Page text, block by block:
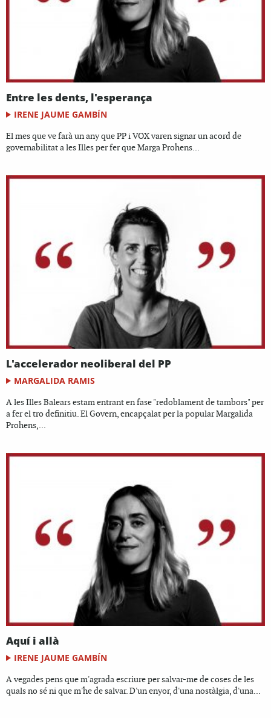
Entre les dents, l'esperança
IRENE JAUME GAMBÍN
El mes que ve farà un any que PP i VOX varen signar un acord de
governabilitat a les Illes per fer que Marga Prohens...
L'accelerador neoliberal del PP
MARGALIDA RAMIS
A les Illes Balears estam entrant en fase "redoblament de tambors" per
a fer el tro definitiu. El Govern, encapçalat per la popular Margalida
Prohens,...
Aquí i allà
IRENE JAUME GAMBÍN
A vegades pens que m'agrada escriure per salvar-me de coses de les
quals no sé ni que m'he de salvar. D'un enyor, d'una nostàlgia, d'una...